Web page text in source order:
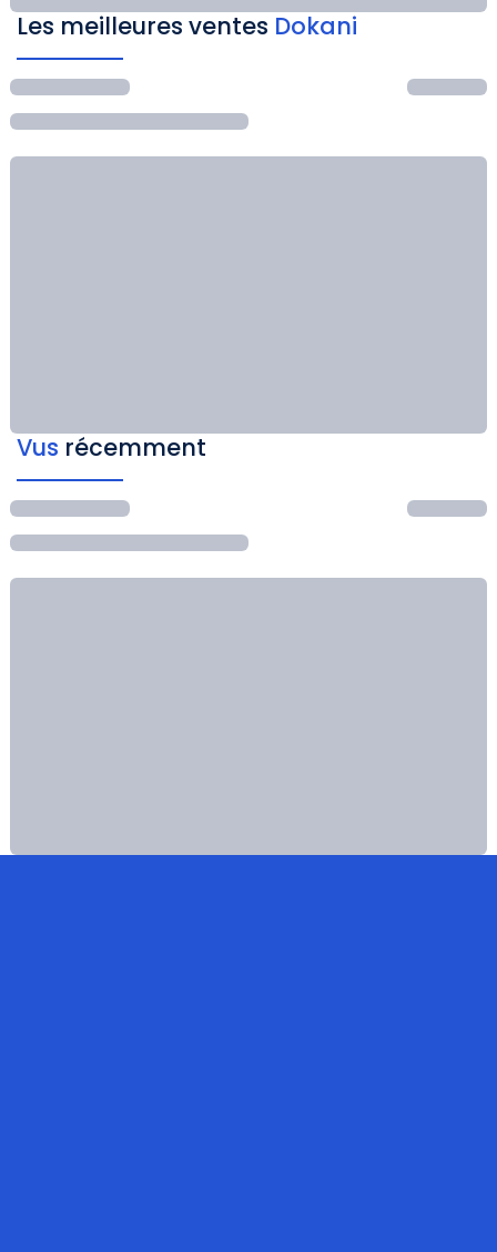
Les meilleures ventes Dokani
Vus récemment